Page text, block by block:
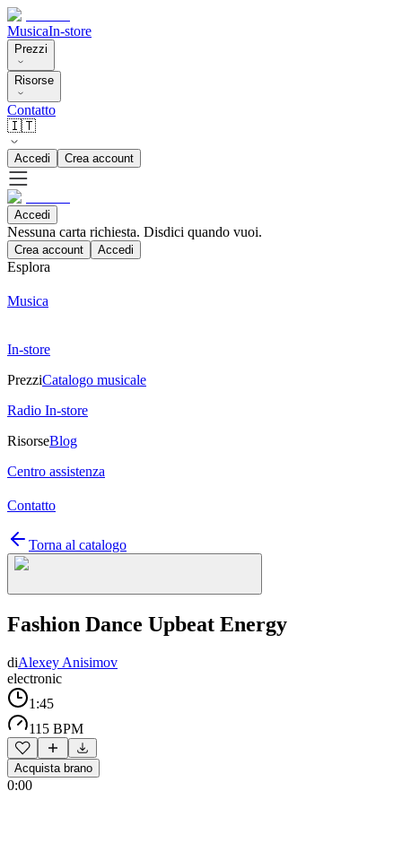
MusicaIn-store
Prezzi
Risorse
Contatto
🇮🇹
Accedi Crea account
Accedi
Nessuna carta richiesta. Disdici quando vuoi.
Crea account Accedi
Esplora
Musica
In-store
PrezziCatalogo musicale
Radio In-store
RisorseBlog
Centro assistenza
Contatto
Torna al catalogo
Fashion Dance Upbeat Energy
diAlexey Anisimov
electronic
1:45
115 BPM
Acquista brano
0:00